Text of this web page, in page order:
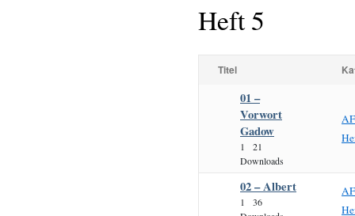
Heft 5
Titel
01 –
Vorwort
Gadow
1
21
Downloads
02 – Albert
1
36